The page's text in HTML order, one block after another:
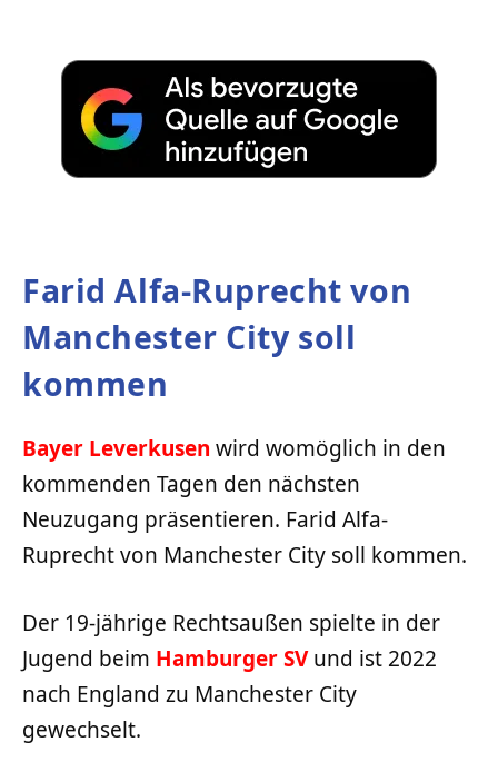
Farid Alfa-Ruprecht von
Manchester City soll
kommen
Bayer Leverkusen wird womöglich in den
kommenden Tagen den nächsten
Neuzugang präsentieren. Farid Alfa-
Ruprecht von Manchester City soll kommen.
Der 19-jährige Rechtsaußen spielte in der
Jugend beim Hamburger SVund ist 2022
nach England zu Manchester City
gewechselt.